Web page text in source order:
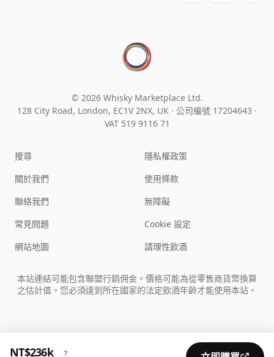
NT$236k ?
© 2026 Whisky Marketplace Ltd.
128 City Road, London, EC1V 2NX, UK · 公司編號 17204643 ·
VAT 519 9116 71
搜尋
關於我們
聯絡我們
常見問題
網站地圖
隱私權政策
使用條款
無障礙
Cookie 設定
請理性飲酒
本站連結可能包含聯盟行銷佣金。價格可能為從零售商貨幣換算
之估計值。您必須達到所在國家的法定飲酒年齡才能使用本站。